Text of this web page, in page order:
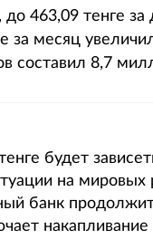
до 463,09 тенге
за месяц
составил 8,7
будет
на мировых
банк